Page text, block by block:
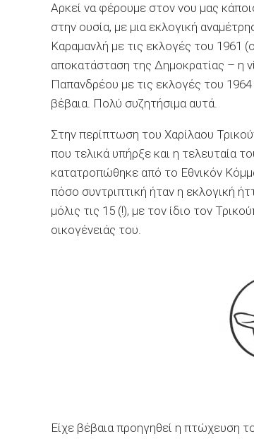
Αρκεί να φέρουμε στον νου μας
στην ουσία, με μια εκλογική
Καραμανλή με τις εκλογές του 1961
αποκατάσταση της Δημοκρατίας – η
Παπανδρέου με τις εκλογές του 1964
βέβαια. Πολύ συζητήσιμα αυτά.
Στην περίπτωση του Χαρίλαου
που τελικά υπήρξε και η τελευταία
κατατροπώθηκε από το Εθνικόν
πόσο συντριπτική ήταν η εκλογική
μόλις τις 15 (!), με τον ίδιο τον
οικογένειάς του.
Είχε βέβαια προηγηθεί η πτώχευση